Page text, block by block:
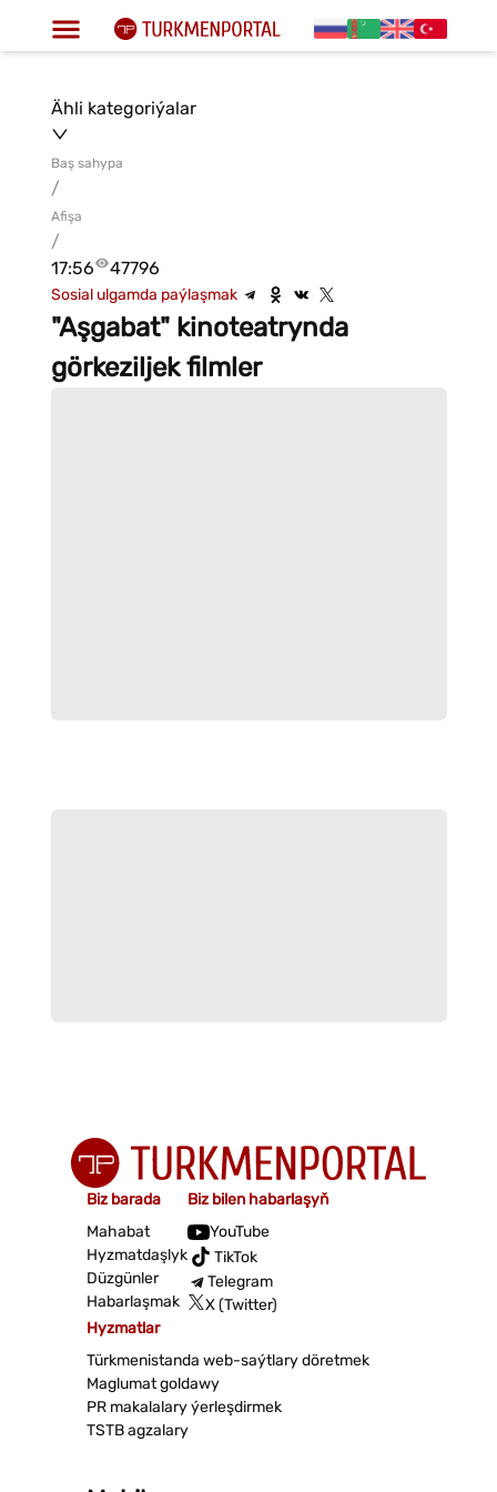
Ähli kategoriýalar
Baş sahypa
/
Afişa
/
17:56
47796
Sosial ulgamda paýlaşmak
"Aşgabat" kinoteatrynda
görkeziljek filmler
Biz barada
Mahabat
Hyzmatdaşlyk
Düzgünler
Habarlaşmak
Biz bilen habarlaşyň
YouTube
TikTok
Telegram
X (Twitter)
Hyzmatlar
Türkmenistanda web-saýtlary döretmek
Maglumat goldawy
PR makalalary ýerleşdirmek
TSTB agzalary